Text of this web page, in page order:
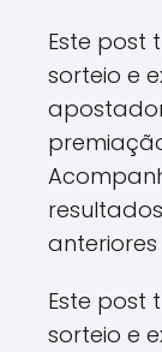
Este post
sorteio e
Este post
sorteio e